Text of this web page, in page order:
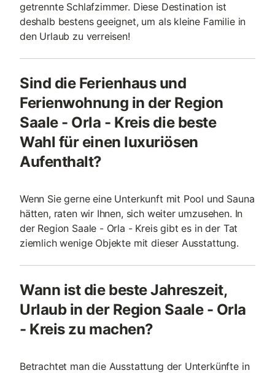
getrennte Schlafzimmer. Diese Destination ist
deshalb bestens geeignet, um als kleine Familie in
den Urlaub zu verreisen!
Sind die Ferienhaus und
Ferienwohnung in der Region
Saale - Orla - Kreis die beste
Wahl für einen luxuriösen
Aufenthalt?
Wenn Sie gerne eine Unterkunft mit Pool und Sauna
hätten, raten wir Ihnen, sich weiter umzusehen. In
der Region Saale - Orla - Kreis gibt es in der Tat
ziemlich wenige Objekte mit dieser Ausstattung.
Wann ist die beste Jahreszeit,
Urlaub in der Region Saale - Orla
- Kreis zu machen?
Betrachtet man die Ausstattung der Unterkünfte in